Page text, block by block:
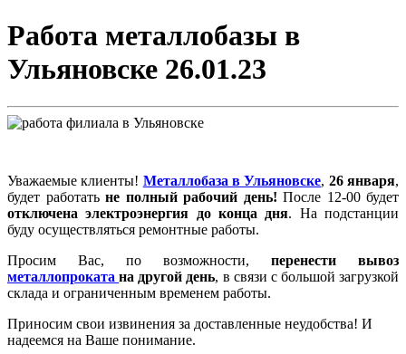
Работа металлобазы в
Ульяновске 26.01.23
Уважаемые клиенты! Металлобаза в Ульяновске, 26 января,
будет работать не полный рабочий день! После 12-00 будет
отключена электроэнергия до конца дня. На подстанции
буду осуществляться ремонтные работы.
Просим Вас, по возможности, перенести вывоз
металлопрокатана другой день, в связи с большой загрузкой
склада и ограниченным временем работы.
Приносим свои извинения за доставленные неудобства! И
надеемся на Ваше понимание.